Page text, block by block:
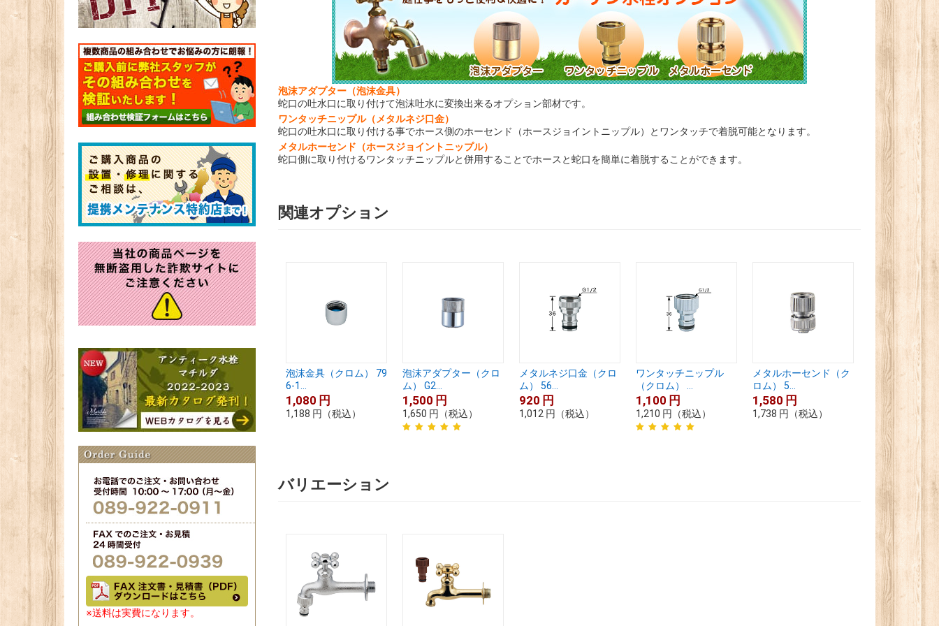
※送料は実費になります。
泡沫アダプター（泡沫金具）
蛇口の吐水口に取り付けて泡沫吐水に変換出来るオプション部材です。
ワンタッチニップル（メタルネジ口金）
蛇口の吐水口に取り付ける事でホース側のホーセンド（ホースジョイントニップル）とワンタッチで着脱可能となります。
メタルホーセンド（ホースジョイントニップル）
蛇口側に取り付けるワンタッチニップルと併用することでホースと蛇口を簡単に着脱することができます。
関連オプション
泡沫金具（クロム） 79
6-1...
1,080 円
1,188 円 （税込）
泡沫アダプター（クロ
ム） G2...
1,500 円
1,650 円 （税込）
メタルネジ口金（クロ
ム） 56...
920 円
1,012 円 （税込）
ワンタッチニップル
（クロム） ...
1,100 円
1,210 円 （税込）
メタルホーセンド（ク
ロム） 5...
1,580 円
1,738 円 （税込）
バリエーション